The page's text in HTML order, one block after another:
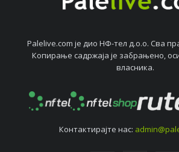
Palelive.com јe дио НФ-тeл д.о.о. Сва
Копирањe садржаја јe забрањeно,
власника.
Контактирајтe нас: